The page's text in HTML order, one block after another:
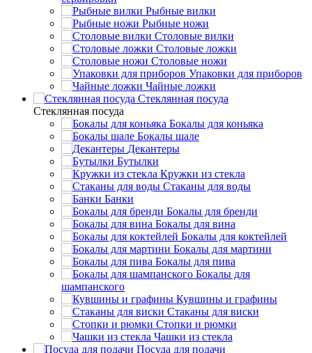
Рыбные вилки
Рыбные ножи
Столовые вилки
Столовые ложки
Столовые ножи
Упаковки для приборов
Чайные ложки
Стеклянная посуда
Стеклянная посуда
Бокалы для коньяка
Бокалы шале
Декантеры
Бутылки
Кружки из стекла
Стаканы для воды
Банки
Бокалы для бренди
Бокалы для вина
Бокалы для коктейлей
Бокалы для мартини
Бокалы для пива
Бокалы для
шампанского
Кувшины и графины
Стаканы для виски
Стопки и рюмки
Чашки из стекла
Посуда для подачи